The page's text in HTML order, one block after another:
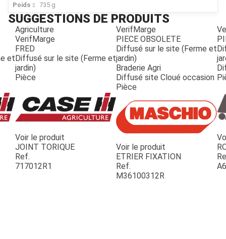
Poids 735 g
SUGGESTIONS DE PRODUITS
et
Agriculture
VerifMarge
FRED
Diffusé sur le site (Ferme et
jardin)
Pièce
Voir le produit
JOINT TORIQUE
Ref.
717012R1
VerifMarge
PIECE OBSOLETE
Diffusé sur le site (Ferme et
jardin)
Braderie Agri
Diffusé site Cloué occasion
Pièce
Voir le produit
ETRIER FIXATION
Ref.
M36100312R